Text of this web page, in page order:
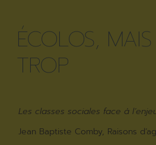
ÉCOLOS,
TROP
Les classes sociales face à
Jean Baptiste Comby, Raisons